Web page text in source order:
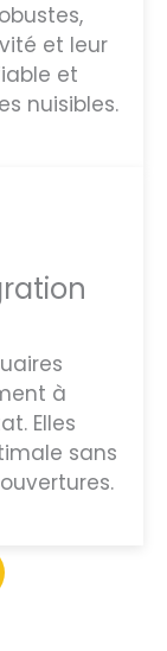
et leur
et
nuisibles.
à
Elles
sans